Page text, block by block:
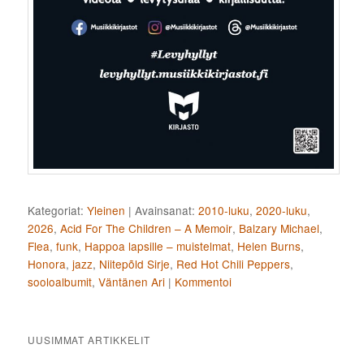
Kategoriat: Yleinen |Avainsanat: 2010-luku,2020-luku,
2026,Acid For The Children – A Memoir, Balzary Michael,
Flea,funk, Happoa lapsille – muistelmat, Helen Burns,
Honora,jazz, Niitepõld Sirje, Red Hot Chili Peppers,
sooloalbumit,Väntänen Ari | Kommentoi
UUSIMMAT ARTIKKELIT